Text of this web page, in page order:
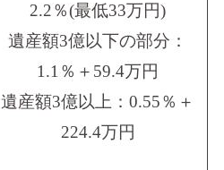
2.2％(最低33万円)
遺産額3億以下の部分：
1.1％＋59.4万円
遺産額3億以上：0.55％＋
224.4万円